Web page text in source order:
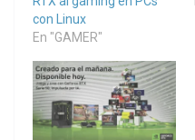
con Linux
En "GAMER"